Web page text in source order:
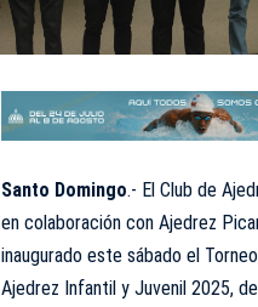
Santo Domingo.- El Club de
en colaboración con Ajedrez
inaugurado este sábado el
Ajedrez Infantil y Juvenil 2025,